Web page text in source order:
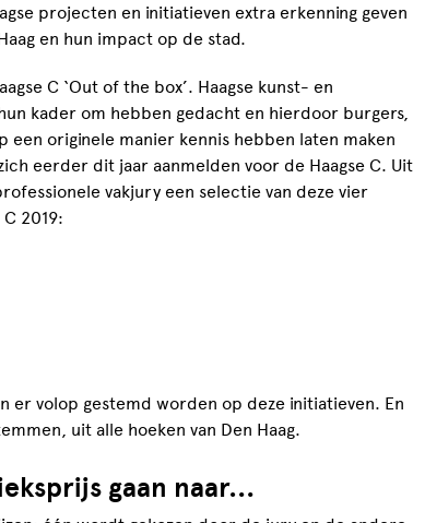
projecten en initiatieven extra erkenning geven
en hun impact op de stad.
C ‘Out of the box’. Haagse kunst- en
kader om hebben gedacht en hierdoor burgers,
een originele manier kennis hebben laten maken
eerder dit jaar aanmelden voor de Haagse C. Uit
vakjury een selectie van deze vier
2019:
er volop gestemd worden op deze initiatieven. En
uit alle hoeken van Den Haag.
gaan naar…